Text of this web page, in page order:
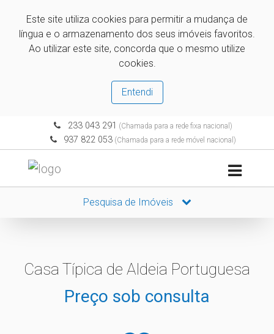
Este site utiliza cookies para permitir a mudança de
língua e o armazenamento dos seus imóveis favoritos.
Ao utilizar este site, concorda que o mesmo utilize
cookies.
Entendi
233 043 291 (Chamada para a rede fixa nacional)
937 822 053 (Chamada para a rede móvel nacional)
Pesquisa de Imóveis
Casa Típica de Aldeia Portuguesa
Preço sob consulta